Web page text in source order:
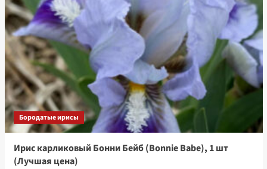
Бородатые ирисы
Ирис карликовый Бонни Бейб (Bonnie Babe), 1 шт
(Лучшая цена)